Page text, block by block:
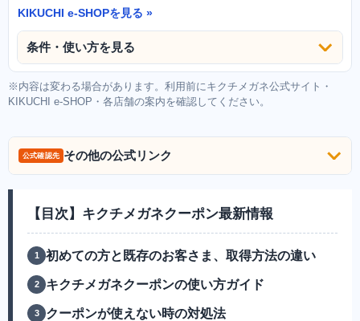
KIKUCHI e-SHOPを見る
条件・使い方を見る
※内容は変わる場合があります。利用前にキクチメガネ公式サイト・
KIKUCHI e-SHOP・各店舗の案内を確認してください。
公式確認先 その他の公式リンク
【目次】キクチメガネクーポン最新情報
初めての方と既存のお客さま、取得方法の違い
キクチメガネクーポンの使い方ガイド
クーポンが使えない時の対処法